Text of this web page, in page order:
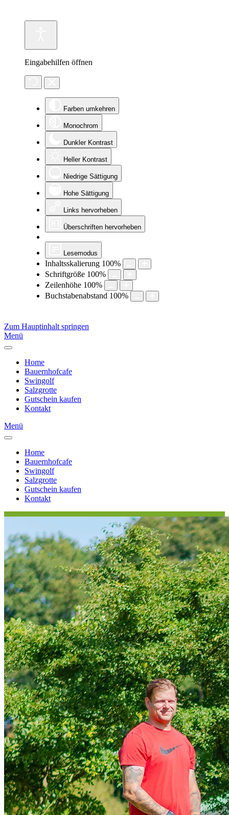
Eingabehilfen öffnen
Farben umkehren
Monochrom
Dunkler Kontrast
Heller Kontrast
Niedrige Sättigung
Hohe Sättigung
Links hervorheben
Überschriften hervorheben
Lesemodus
Inhaltsskalierung 100%
Schriftgröße 100%
Zeilenhöhe 100%
Buchstabenabstand 100%
Zum Hauptinhalt springen
Menü
Home
Bauernhofcafe
Swingolf
Salzgrotte
Gutschein kaufen
Kontakt
Menü
Home
Bauernhofcafe
Swingolf
Salzgrotte
Gutschein kaufen
Kontakt